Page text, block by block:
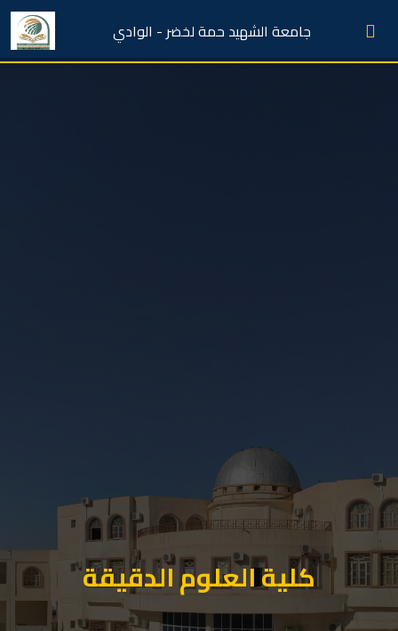
جامعة الشهيد حمة لخضر - الوادي
كلية العلوم الدقيقة